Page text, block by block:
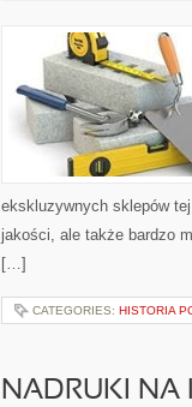
ekskluzywnych sklepów
jakości, ale także bardzo
[…]
CATEGORIES: HISTORIA
NADRUKI NA